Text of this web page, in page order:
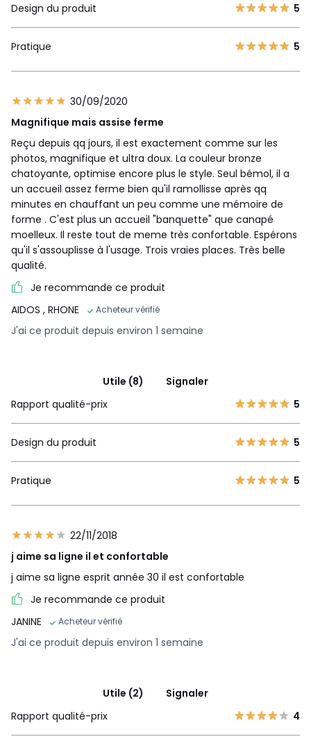
Design du produit 5
Pratique 5
30/09/2020
Magnifique mais assise ferme
Reçu depuis qq jours, il est exactement comme sur les
photos, magnifique et ultra doux. La couleur bronze
chatoyante, optimise encore plus le style. Seul bémol, il a
un accueil assez ferme bien qu'il ramollisse après qq
minutes en chauffant un peu comme une mémoire de
forme . C'est plus un accueil "banquette" que canapé
moelleux. Il reste tout de meme très confortable. Espérons
qu'il s'assouplisse à l'usage. Trois vraies places. Très belle
qualité.
Je recommande ce produit
AIDOS , RHONE Acheteur vérifié
J'ai ce produit depuis environ 1 semaine
Utile (8)
Signaler
Rapport qualité-prix
5
Design du produit 5
Pratique 5
22/11/2018
j aime sa ligne il et confortable
j aime sa ligne esprit année 30 il est confortable
Je recommande ce produit
JANINE
Acheteur vérifié
J'ai ce produit depuis environ 1 semaine
Utile (2)
Signaler
Rapport qualité-prix
4